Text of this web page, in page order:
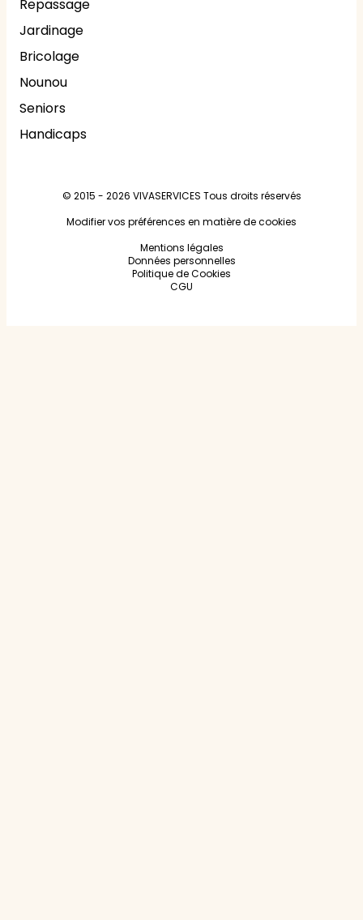
Repassage
Jardinage
Bricolage
Nounou
Seniors
Handicaps
© 2015 - 2026 VIVASERVICES Tous droits réservés
Modifier vos préférences en matière de cookies
Mentions légales
Données personnelles
Politique de Cookies
CGU